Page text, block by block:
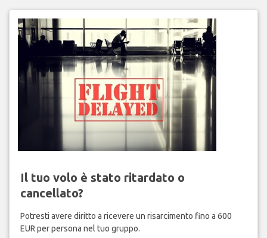
Il tuo volo è stato ritardato o
cancellato?
Potresti avere diritto a ricevere un risarcimento fino a 600
EUR per persona nel tuo gruppo.